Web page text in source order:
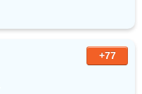
+77